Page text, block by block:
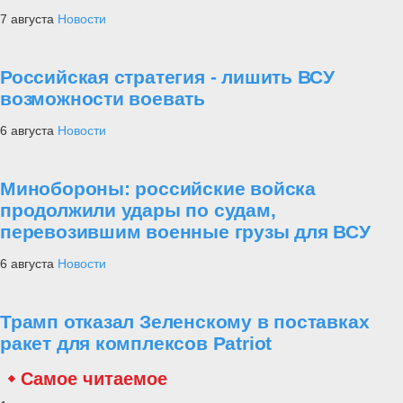
7 августа Новости
Российская стратегия - лишить ВСУ
возможности воевать
6 августа Новости
Минобороны: российские войска
продолжили удары по судам,
перевозившим военные грузы для ВСУ
6 августа Новости
Трамп отказал Зеленскому в поставках
ракет для комплексов Patriot
Самое читаемое